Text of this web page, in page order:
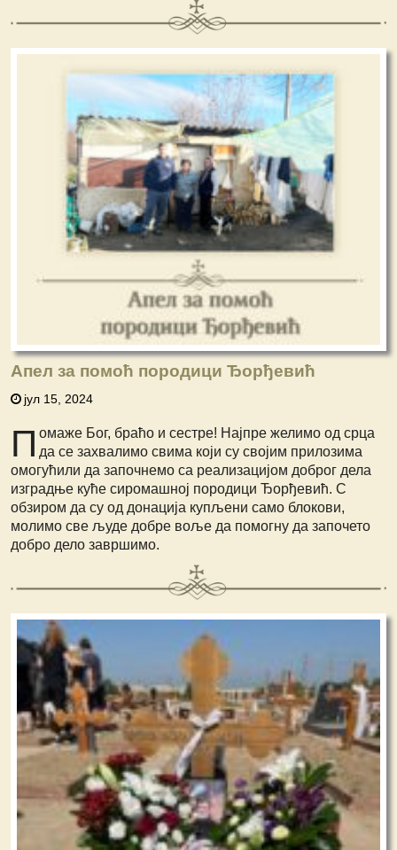
Апел за помоћ породици Ђорђевић
јул 15, 2024
П омаже Бог, браћо и сестре! Најпре желимо од срца
да се захвалимо свима који су својим прилозима
омогућили да започнемо са реализацијом доброг дела
изградње куће сиромашној породици Ђорђевић. С
обзиром да су од донација купљени само блокови,
молимо све људе добре воље да помогну да започето
добро дело завршимо.